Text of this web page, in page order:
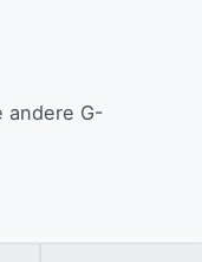
andere G-